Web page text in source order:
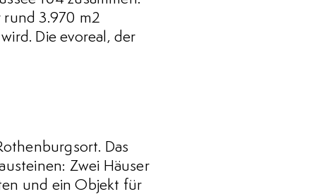
3.970 m2
Die evoreal, der
Das
Zwei Häuser
und ein Objekt für